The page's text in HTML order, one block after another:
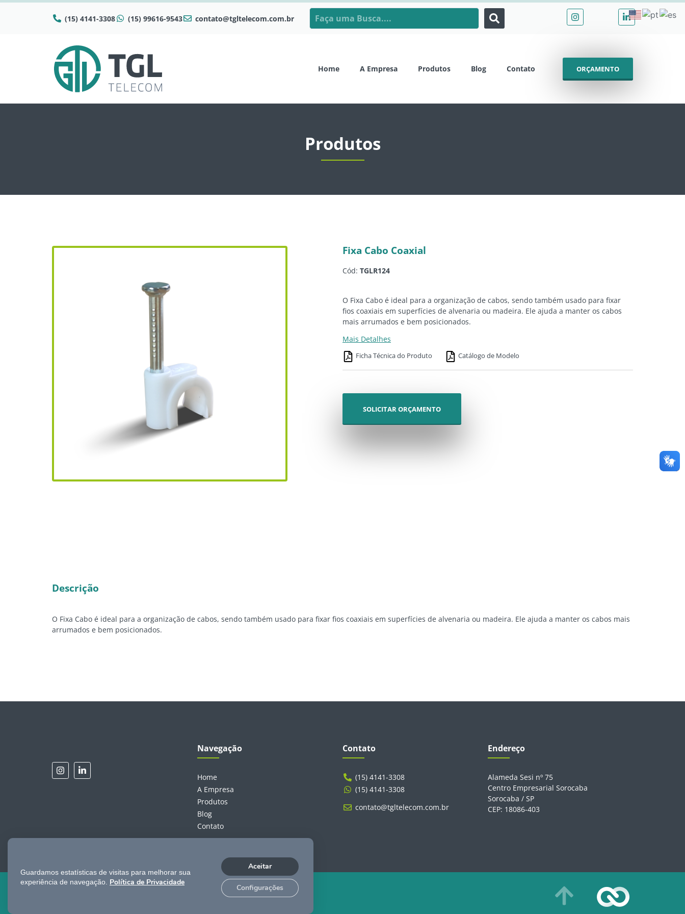
(15) 4141-3308 (15) 99616-9543 contato@tgltelecom.com.br
Home A Empresa Produtos Blog Contato ORÇAMENTO
Produtos
Fixa Cabo Coaxial
Cód: TGLR124
O Fixa Cabo é ideal para a organização de cabos, sendo também usado para fixar
fios coaxiais em superfícies de alvenaria ou madeira. Ele ajuda a manter os cabos
mais arrumados e bem posicionados.
Mais Detalhes
Ficha Técnica do Produto Catálogo de Modelo
SOLICITAR ORÇAMENTO
Descrição
O Fixa Cabo é ideal para a organização de cabos, sendo também usado para fixar fios coaxiais em superfícies de alvenaria ou madeira. Ele ajuda a manter os cabos mais
arrumados e bem posicionados.
Navegação
Home
A Empresa
Produtos
Blog
Contato
Contato
(15) 4141-3308
(15) 4141-3308
contato@tgltelecom.com.br
Endereço
Alameda Sesi nº 75
Centro Empresarial Sorocaba
Sorocaba / SP
CEP: 18086-403
© 2024 Todos os direitos reservados a TGL Telecom
Guardamos estatísticas de visitas para melhorar sua
experiência de navegação. Política de Privacidade
Aceitar
Configurações